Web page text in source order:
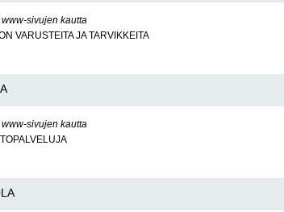
sivujen kautta
VARUSTEITA JA TARVIKKEITA
sivujen kautta